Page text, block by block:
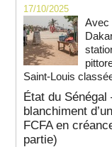
17/10/2025
Avec
Saint-Louis
État du Sénégal
blanchiment
FCFA en
partie)